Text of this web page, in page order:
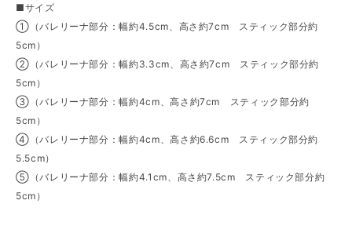
■サイズ
①（バレリーナ部分：幅約4.5cm、高さ約7cm スティック部分約
5cm）
②（バレリーナ部分：幅約3.3cm、高さ約7cm スティック部分約
5cm）
③（バレリーナ部分：幅約4cm、高さ約7cm スティック部分約
5cm）
④（バレリーナ部分：幅約4cm、高さ約6.6cm スティック部分約
5.5cm）
⑤（バレリーナ部分：幅約4.1cm、高さ約7.5cm スティック部分約
5cm）